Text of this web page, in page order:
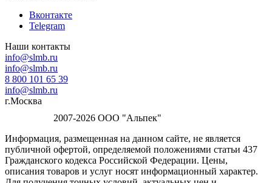
Вконтакте
Telegram
Наши контакты
info@slmb.ru
info@slmb.ru
8 800 101 65 39
info@slmb.ru
г.Москва
2007-2026 ООО "Альпек"
Информация, размещенная на данном сайте, не является
публичной офертой, определяемой положениями статьи 437
Гражданского кодекса Российской Федерации. Цены,
описания товаров и услуг носят информационный характер.